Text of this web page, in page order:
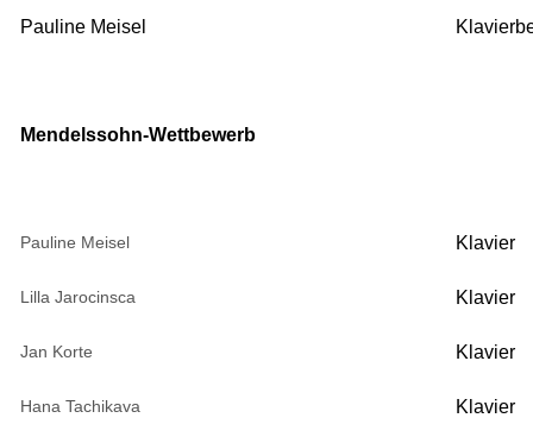
Pauline Meisel
Mendelssohn-Wettbewerb
Pauline Meisel Klavier
Lilla Jarocinsca Klavier
Jan Korte Klavier
Hana Tachikava Klavier